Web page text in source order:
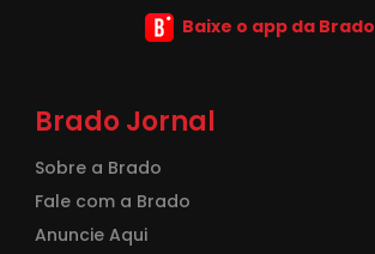
Baixe o app da Brado
Brado Jornal
Sobre a Brado
Fale com a Brado
Anuncie Aqui